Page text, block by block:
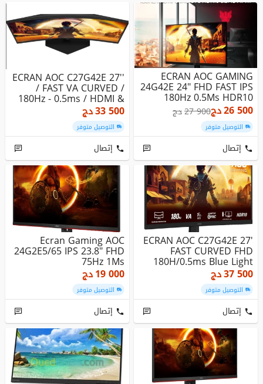
ECRAN AOC GAMING
24G42E 24" FHD FAST IPS
180Hz 0.5Ms HDR10
Adaptive-Sy...
26 500دج27 900دج
التوصيل متوفر
إتصال
ECRAN AOC C27G42E 27''
/ FAST VA CURVED /
180Hz - 0.5ms / HDMI &
DP / ...
33 500دج
التوصيل متوفر
إتصال
ECRAN AOC C27G42E 27'
FAST CURVED FHD
180H/0.5ms Blue Light
37 500دج
التوصيل متوفر
إتصال
Ecran Gaming AOC
24G2E5/65 IPS 23.8" FHD
75Hz 1Ms
19 000دج
التوصيل متوفر
إتصال